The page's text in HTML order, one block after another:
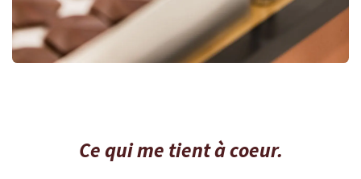
Ce qui me tient à coeur.